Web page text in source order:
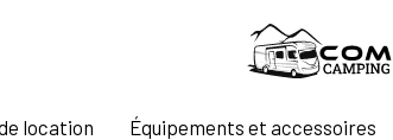
location Équipements et accessoires